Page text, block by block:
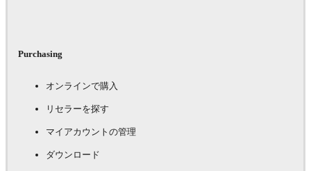
Purchasing
オンラインで購入
リセラーを探す
マイアカウントの管理
ダウンロード